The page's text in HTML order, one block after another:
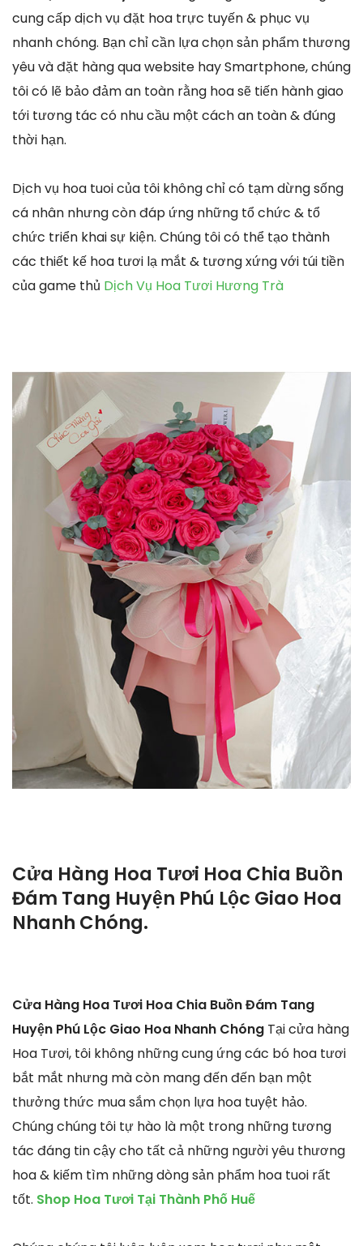
cung cấp dịch vụ đặt hoa trực tuyến & phục vụ
nhanh chóng. Bạn chỉ cần lựa chọn sản phẩm thương
yêu và đặt hàng qua website hay Smartphone, chúng
tôi có lẽ bảo đảm an toàn rằng hoa sẽ tiến hành giao
tới tương tác có nhu cầu một cách an toàn & đúng
thời hạn.
Dịch vụ hoa tuoi của tôi không chỉ có tạm dừng sống
cá nhân nhưng còn đáp ứng những tổ chức & tổ
chức triển khai sự kiện. Chúng tôi có thể tạo thành
các thiết kế hoa tươi lạ mắt & tương xứng với túi tiền
của game thủ Dịch Vụ Hoa Tươi Hương Trà
Cửa Hàng Hoa Tươi Hoa Chia Buồn
Đám Tang Huyện Phú Lộc Giao Hoa
Nhanh Chóng.
Cửa Hàng Hoa Tươi Hoa Chia Buồn Đám Tang
Huyện Phú Lộc Giao Hoa Nhanh Chóng Tại cửa hàng
Hoa Tươi, tôi không những cung ứng các bó hoa tươi
bắt mắt nhưng mà còn mang đến đến bạn một
thưởng thức mua sắm chọn lựa hoa tuyệt hảo.
Chúng chúng tôi tự hào là một trong những tương
tác đáng tin cậy cho tất cả những người yêu thương
hoa & kiếm tìm những dòng sản phẩm hoa tuoi rất
tốt. Shop Hoa Tươi Tại Thành Phố Huế